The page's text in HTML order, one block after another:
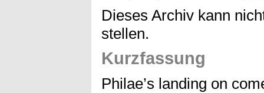
Dieses Archiv kann
stellen.
Kurzfassung
Philae’s landing on